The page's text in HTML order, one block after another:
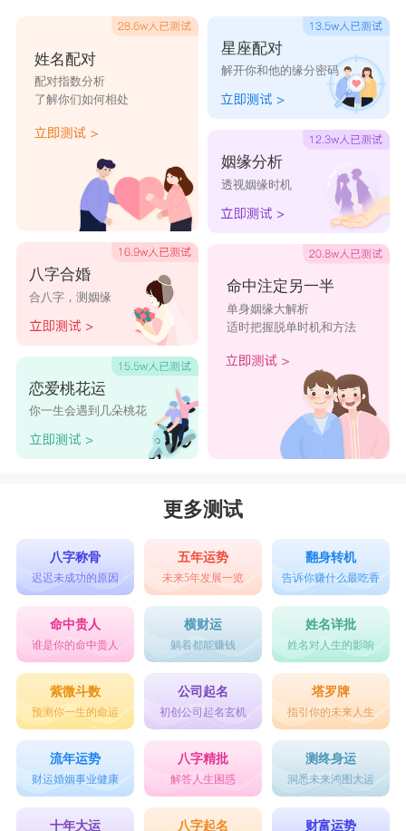
双鱼和水瓶座的相处之道：
水瓶座和双鱼座要建立起一种更加和谐的关
系，就是要花更多的时间去了解彼此，也要更全面
真实的展现自己来让对方了解。不要把自己的想法
当成一种假设，特别是喜欢幻想的双鱼，为了更好
地理解水瓶座，最好是在实际生活中和他们交流，
并且适当地配合水瓶座的节奏。
除此以外，双鱼座还应保持个性的独立，双鱼
座要始终有自己的思想，不能为了他人的喜好而放
弃自己的想法，水瓶座的人不能容忍自己的目标是
没有个性的人，他们要的是有自己的思想和主意的
人。在每天和他们交往时，要尽早地让水瓶座对双
鱼座感兴趣。
双鱼男和水瓶女在同一座城市发展，还可以在
一起，可是到了另一座城市，那就容易出问题了。
女则是个爱玩的人，他们的思想很单纯，很现实，
所以他们的爱情永远都不会表露出来。
双鱼男很难相信水瓶女对自己的感情不会改
变，双鱼男的性格比较敏感，也比较容易胡思乱
想。
以上是双鱼座和水瓶座配对指数的全部内容。
星座乐原创文章，转载需注明出处
姓名配对
配对指数分析
了解你们如何相处
八字合婚
合八字，测姻缘
恋爱桃花运
你一生会遇到几朵桃花
星座配对
解开你和他的缘分密码
姻缘分析
透视姻缘时机
命中注定另一半
单身姻缘大解析
适时把握脱单时机和方法
更多测试
八字称骨
迟迟未成功的原因
五年运势
未来5年发展一览
翻身转机
告诉你赚什么最吃香
命中贵人
谁是你的命中贵人
横财运
躺着都能赚钱
姓名详批
姓名对人生的影响
紫微斗数
预测你一生的命运
公司起名
初创公司起名玄机
塔罗牌
指引你的未来人生
流年运势
财运婚姻事业健康
八字精批
解答人生困惑
测终身运
洞悉未来鸿图大运
十年大运 八字起名 财富运势